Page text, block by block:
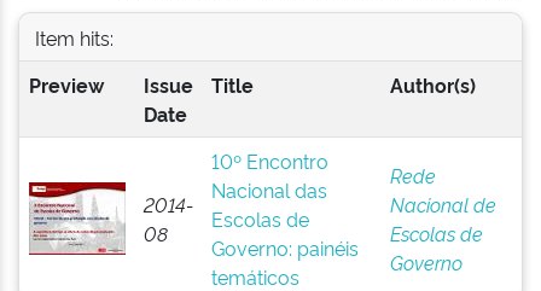
Item hits:
Preview
Issue
Date
Title Author(s)
2014-
08
10º Encontro
Nacional das
Escolas de
Governo: painéis
temáticos
Rede
Nacional de
Escolas de
Governo